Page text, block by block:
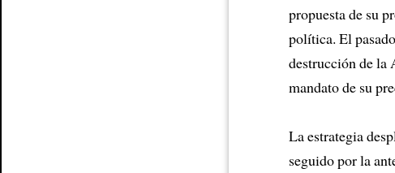
propuesta de su
política. El
destrucción de la
mandato de su
La estrategia
seguido por la